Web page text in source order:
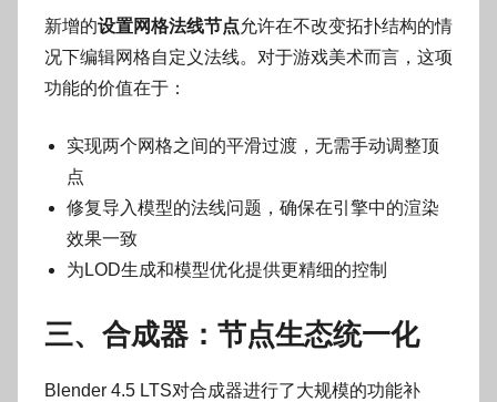
新增的设置网格法线节点允许在不改变拓扑结构的情
况下编辑网格自定义法线。对于游戏美术而言，这项
功能的价值在于：
实现两个网格之间的平滑过渡，无需手动调整顶
点
修复导入模型的法线问题，确保在引擎中的渲染
效果一致
为LOD生成和模型优化提供更精细的控制
三、合成器：节点生态统一化
Blender 4.5 LTS对合成器进行了大规模的功能补